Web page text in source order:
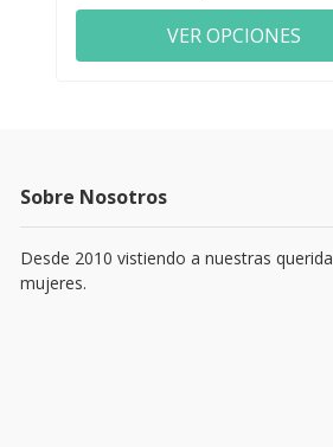
VER OPCIONES
Sobre Nosotros
Desde 2010 vistiendo a nuestras
mujeres.